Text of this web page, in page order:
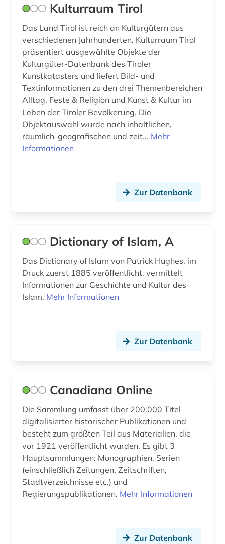
nordafrika (2)
nordamerika (1)
nordgriechenland (1)
nordmazedonien (1)
nordtirol (2)
oberpfalz (1)
opposition (1)
osmanisches türkisch (1)
ostasien (1)
ostkirche (1)
paris (1)
physik (1)
plakat (1)
polen (1)
politik (18)
Kulturraum Tirol
Das Land Tirol ist reich an Kulturgütern aus
verschiedenen Jahrhunderten. Kulturraum Tirol
präsentiert ausgewählte Objekte der
Kulturgüter-Datenbank des Tiroler
Kunstkatasters und liefert Bild- und
Textinformationen zu den drei Themenbereichen
Alltag, Feste & Religion und Kunst & Kultur im
Leben der Tiroler Bevölkerung. Die
Objektauswahl wurde nach inhaltlichen,
räumlich-geografischen und zeit... Mehr
Informationen
Zur Datenbank
Dictionary of Islam, A
Das Dictionary of Islam von Patrick Hughes, im
Druck zuerst 1885 veröffentlicht, vermittelt
Informationen zur Geschichte und Kultur des
Islam. Mehr Informationen
Zur Datenbank
Canadiana Online
Die Sammlung umfasst über 200.000 Titel
digitalisierter historischer Publikationen und
besteht zum größten Teil aus Materialien, die
vor 1921 veröffentlicht wurden. Es gibt 3
Hauptsammlungen: Monographien, Serien
(einschließlich Zeitungen, Zeitschriften,
Stadtverzeichnisse etc.) und
Regierungspublikationen. Mehr Informationen
Zur Datenbank